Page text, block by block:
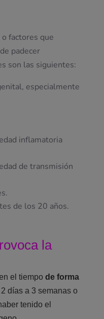
factores que
padecer
son las siguientes:
especialmente
inflamatoria
de transmisión
de los 20 años.
la
el tiempo de forma
días a 3 semanas o
tenido el